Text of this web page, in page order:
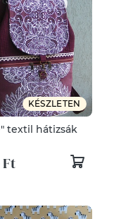
KÉSZLETEN
textil hátizsák
Ft